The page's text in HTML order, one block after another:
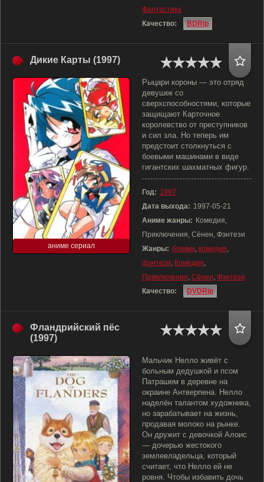
Фантастика
Качество:
BDRip
Дикие Карты (1997)
аниме сериал
Рыцари короны — это отряд
девушек со
сверхспособностями, которые
защищают Карточное
королевство от преступников
и сил зла. Но теперь им
предстоит столкнуться с
боевыми машинами в виде
гигантских шахматных фигур.
Год: 1997
Дата выхода: 1997-05-21
Аниме жанры: Комедия,
Приключения, Сёнен, Фэнтези
Жанры: боевик, комедия,
фэнтези, Комедия,
Приключения, Сёнен, Фэнтези
Качество:
DVDRip
Фландрийский пёс
(1997)
Мальчик Нелло живёт с
больным дедушкой и псом
Патрашем в деревне на
окраине Антверпена. Нелло
наделён талантом художника,
но зарабатывает на жизнь,
продавая молоко на рынке.
Он дружит с девочкой Алоис
— дочерью жестокого
землевладельца, который
считает, что Нелло ей не
ровня. Чтобы избавить дочь